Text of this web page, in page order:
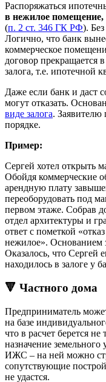
Распоряжаться
в нежилое помещение,
(п. 2 ст. 346 ГК РФ).
Логично, что банк
коммерческое
договор прекращается
залога, т.е. ипотечной
Даже если банк и даст
могут отказать.
виде залога. Заявителю
порядке.
Пример:
Сергей хотел открыть
Обойдя коммерческие
арендную плату
переоборудовать под
первом этаже. Собрав
отдел архитектуры и
ответ с пометкой
нежилое». Основанием
Оказалось, что Сергей
находилось в залоге у
🔻 Частного дома
Предприниматель
на базе
что в расчет берется
назначение
ИЖС – на ней можно
сопутствующие
не удастся.